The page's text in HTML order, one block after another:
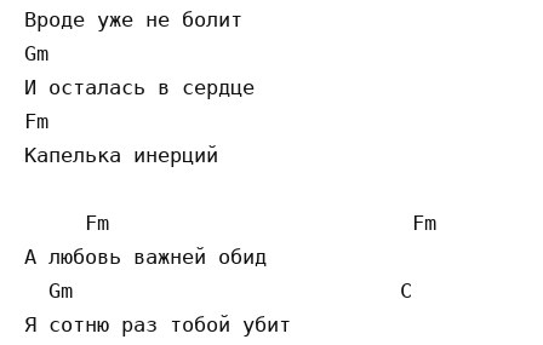
Вроде уже не болит
Gm
И осталась в сердце
Fm
Капелька инерций
     Fm                         Fm
А любовь важней обид
  Gm                           C
Я сотню раз тобой убит